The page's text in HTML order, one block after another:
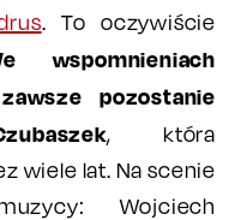
. To oczywiście
wspomnieniach
pozostanie
, która
wiele lat. Na scenie
Wojciech